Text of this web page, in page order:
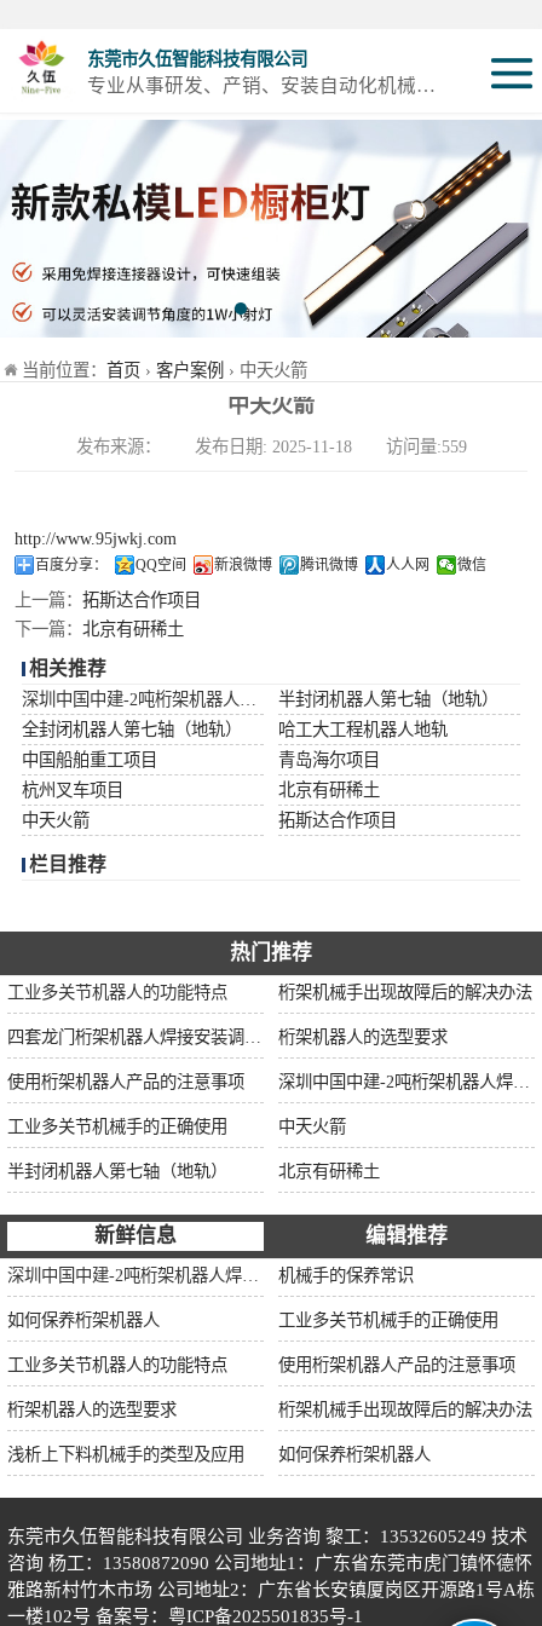
东莞市久伍智能科技有限公司
专业从事研发、产销、安装自动化机械设备及配件
当前位置： 首页 › 客户案例 › 中天火箭
中天火箭
发布来源： 发布日期: 2025-11-18 访问量:559
http://www.95jwkj.com
百度分享： QQ空间 新浪微博 腾讯微博 人人网 微信
上一篇： 拓斯达合作项目
下一篇： 北京有研稀土
相关推荐
半封闭机器人第七轴（地轨）
全封闭机器人第七轴（地轨）
哈工大工程机器人地轨
中国船舶重工项目
青岛海尔项目
杭州叉车项目
北京有研稀土
中天火箭
拓斯达合作项目
栏目推荐
热门推荐
工业多关节机器人的功能特点 桁架机械手出现故障后的解决办法
桁架机器人的选型要求
使用桁架机器人产品的注意事项
工业多关节机械手的正确使用 中天火箭
半封闭机器人第七轴（地轨） 北京有研稀土
新鲜信息 编辑推荐
机械手的保养常识
如何保养桁架机器人 工业多关节机械手的正确使用
工业多关节机器人的功能特点 使用桁架机器人产品的注意事项
桁架机器人的选型要求 桁架机械手出现故障后的解决办法
浅析上下料机械手的类型及应用 如何保养桁架机器人
东莞市久伍智能科技有限公司 业务咨询 黎工：13532605249 技术
咨询 杨工：13580872090 公司地址1：广东省东莞市虎门镇怀德怀
雅路新村竹木市场 公司地址2：广东省长安镇厦岗区开源路1号A栋
一楼102号 备案号： 粤ICP备2025501835号-1
三轴龙门桁架机
械手
两轴龙门机械手
机器人第七轴(地
轨)
设备
立柱码垛机
重型模组
龙门桁架